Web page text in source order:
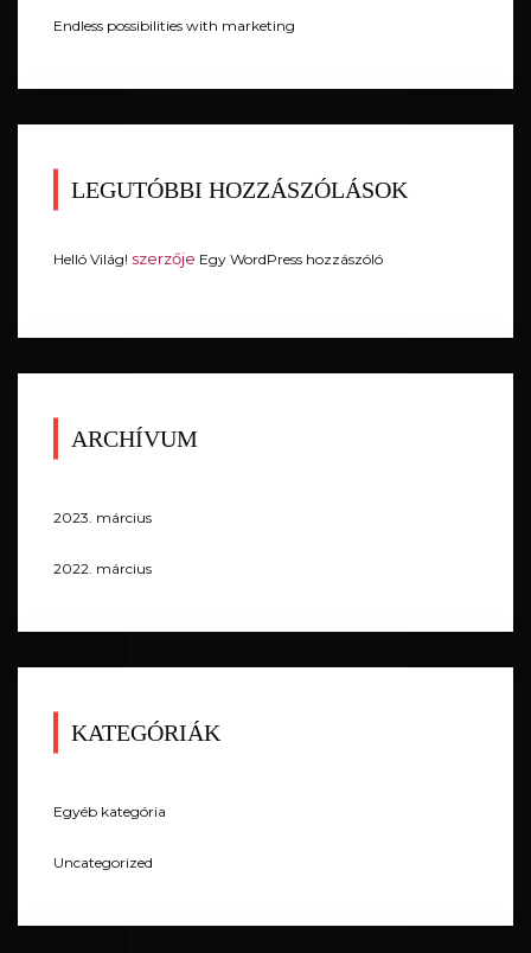
Endless possibilities with marketing
LEGUTÓBBI HOZZÁSZÓLÁSOK
Helló Világ! szerzője Egy WordPress hozzászóló
ARCHÍVUM
2023. március
2022. március
KATEGÓRIÁK
Egyéb kategória
Uncategorized